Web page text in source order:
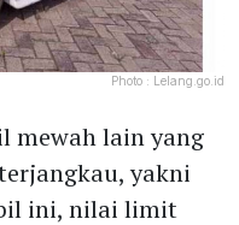
Photo : Lelang.go.id
mewah lain yang
yakni
ini, nilai limit